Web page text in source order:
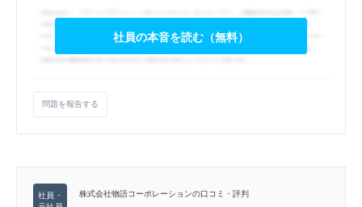
社員の本音を読む（無料）
問題を報告する
株式会社物語コーポレーションの口コミ・評判